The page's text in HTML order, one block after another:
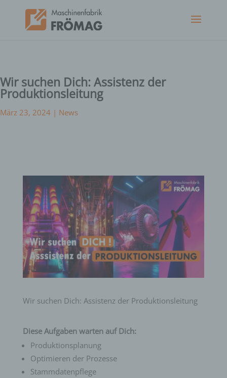
Wir suchen Dich: Assistenz der
Produktionsleitung
März 23, 2024 | News
Wir suchen Dich: Assistenz der Produktionsleitung
Diese Aufgaben warten auf Dich:
Produktionsplanung
Optimieren der Prozesse
Stammdatenpflege